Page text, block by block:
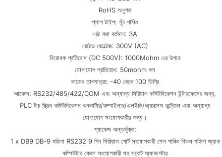
RoHS অনুগত
প্লাগ টাইপ: সূঁচ পাঞ্চিং
রেট করা বর্তমান: 3A
রেটেড ভোল্টেজ: 300V (AC)
নিরোধক প্রতিরোধ (DC 500V): 1000Mohm এর উপরে
যোগাযোগ প্রতিরোধ: 50mohm কম
কাজের তাপমাত্রা: -40 থেকে 100 ডিগ্রি
আবেদন: RS232/485/422/COM এবং অন্যান্য সিরিয়াল কমিউনিকেশন ইন্টারফেসের জন্য,
PLC টাচ স্ক্রিন কমিউনিকেশন কনভার্টার/কম্পাইলার/এলইডি/অ্যাক্সেস কন্ট্রোল এবং অন্যান্য
যোগাযোগ সংযোগকারীর জন্য।
প্যাকেজ অন্তর্ভুক্ত:
1 x DB9 DB-9 মহিলা RS232 9 পিন সিরিয়াল পোর্ট সংযোগকারী শেল পাঞ্চিং নিডল মহিলা জ্যাক
কম্পিউটার কেবল সংযোগকারী সহ সকেট অ্যাডাপ্টার